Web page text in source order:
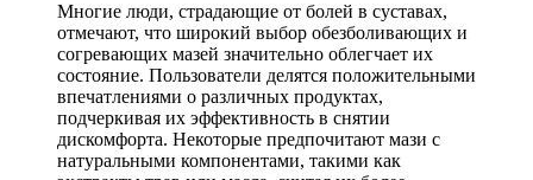
Многие люди, страдающие от болей в суставах,
отмечают, что широкий выбор обезболивающих и
согревающих мазей значительно облегчает их
состояние. Пользователи делятся положительными
впечатлениями о различных продуктах,
подчеркивая их эффективность в снятии
дискомфорта. Некоторые предпочитают мази с
натуральными компонентами, такими как